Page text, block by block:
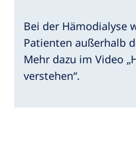
Bei der Hämodialyse
Patienten außerhalb
Mehr dazu im Video
verstehen“.